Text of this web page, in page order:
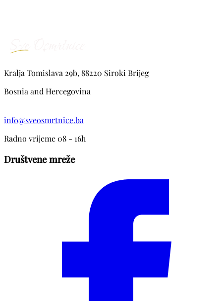
Kralja Tomislava 29b, 88220 Siroki Brijeg
Bosnia and Hercegovina
info@sveosmrtnice.ba
Radno vrijeme 08 - 16h
Društvene mreže